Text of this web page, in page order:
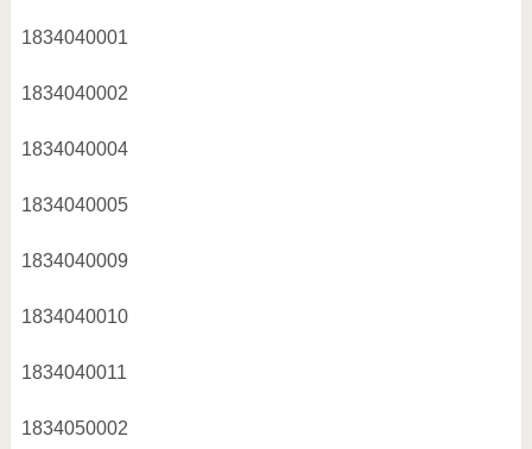
1834040001
1834040002
1834040004
1834040005
1834040009
1834040010
1834040011
1834050002